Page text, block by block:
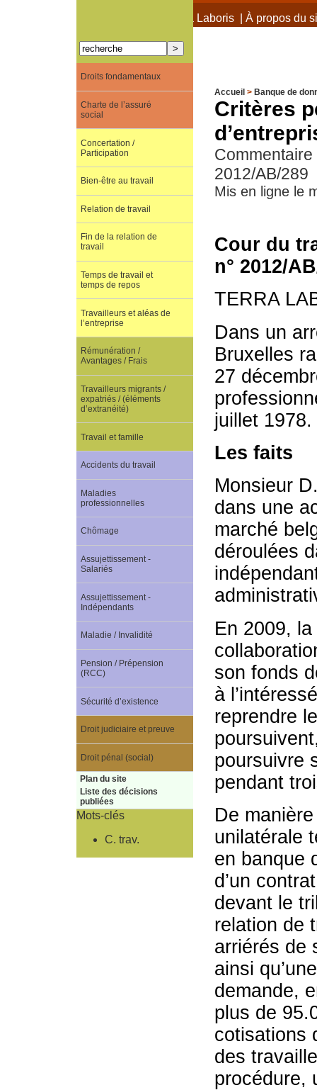
À propos de Terra Laboris| À propos du
Accueil > Banque de
Critères
2012/AB/289
Mis en ligne le
Cour du
n° 2012/
TERRA
Dans un
Bruxelles
27
juillet 1978.
Les faits
Monsieur
dans une
marché
déroulées
En 2009,
son fonds
à
reprendre
poursuivre
pendant
De
unilatérale
en banque
d’un
devant le
relation de
arriérés de
ainsi
demande,
plus de
cotisations
des
procédure,
Droits fondamentaux
Charte de l’assuré
social
Concertation /
Participation
Bien-être au travail
Relation de travail
Fin de la relation de
travail
Temps de travail et
temps de repos
Travailleurs et aléas de
l’entreprise
Rémunération /
Avantages / Frais
Travailleurs migrants /
expatriés / (éléments
d’extranéité)
Travail et famille
Accidents du travail
Maladies
professionnelles
Chômage
Assujettissement -
Salariés
Assujettissement -
Indépendants
Maladie / Invalidité
Pension / Prépension
(RCC)
Sécurité d’existence
Droit judiciaire et preuve
Droit pénal (social)
Plan du site
Liste des décisions
publiées
Mots-clés
C. trav.